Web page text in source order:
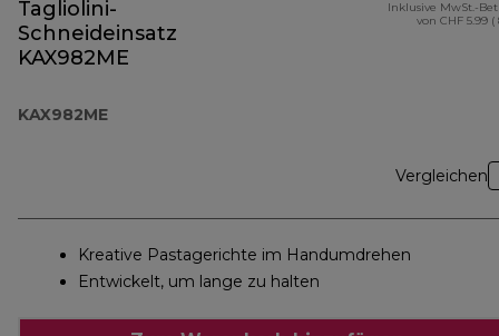
Tagliolini-
Schneideinsatz
KAX982ME
KAX982ME
Inklusive MwSt.-
von CHF 5.99 (
Vergleichen
Kreative Pastagerichte im Handumdrehen
Entwickelt, um lange zu halten